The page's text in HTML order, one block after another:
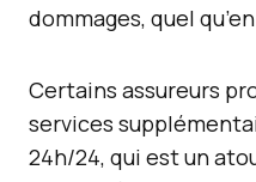
dommages, quel
Certains assureurs
services
24h/24, qui est un